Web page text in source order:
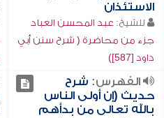
الاستئذان
للشيخ: عبد المحسن العباد
جزء من محاضرة ( شرح سنن أبي
داود [587])
الفهرس: شرح
حديث (إن أولى الناس
بالله تعالى من بدأهم